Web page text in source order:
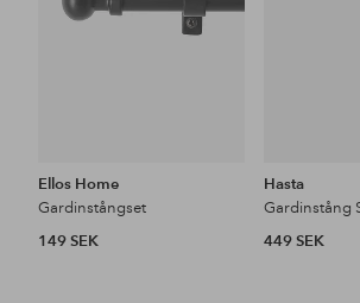
Ellos Home
Gardinstångset
149 SEK
Hasta
449 SEK